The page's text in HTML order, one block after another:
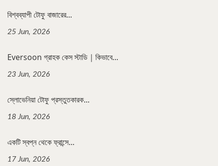
বিশ্বব্যাপী টোফু বাজারের...
25 Jun, 2026
Eversoon গ্রাহক কেস স্টাডি｜কিভাবে...
23 Jun, 2026
স্লোভেনিয়া টোফু প্রস্তুতকারক...
18 Jun, 2026
একটি স্বপ্ন থেকে ফ্রান্সে...
17 Jun, 2026